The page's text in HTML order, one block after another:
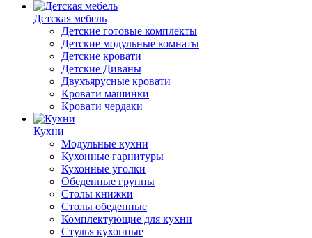
Детская мебель
Детские готовые комплекты
Детские модульные комнаты
Детские кровати
Детские Диваны
Двухъярусные кровати
Кровати машинки
Кровати чердаки
Кухни
Модульные кухни
Кухонные гарнитуры
Кухонные уголки
Обеденные группы
Столы книжки
Столы обеденные
Комплектующие для кухни
Стулья кухонные